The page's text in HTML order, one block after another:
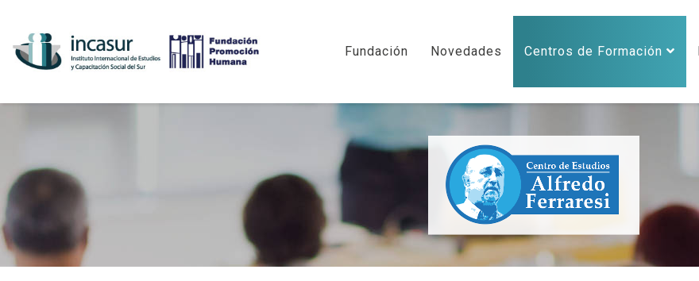
Fundación Novedades Centros de Formación